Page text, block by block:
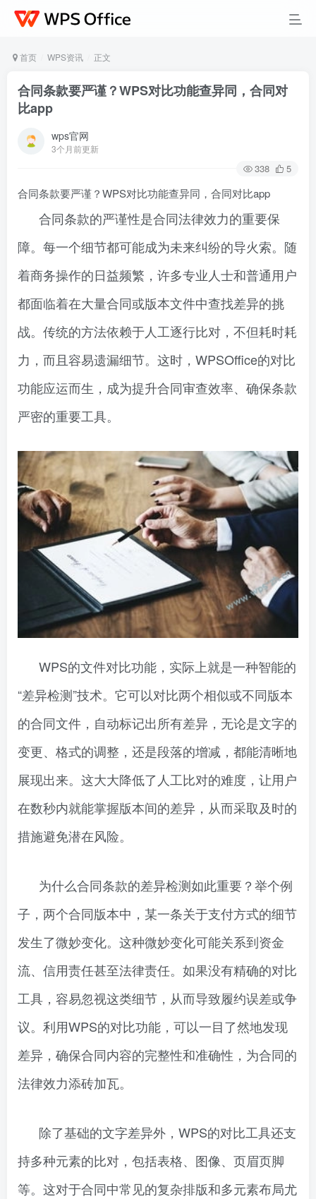
首页 WPS资讯 正文
合同条款要严谨？WPS对比功能查异同，合同对
比app
wps官网
3个月前更新
338 5
合同条款要严谨？WPS对比功能查异同，合同对比app
合同条款的严谨性是合同法律效力的重要保
障。每一个细节都可能成为未来纠纷的导火索。随
着商务操作的日益频繁，许多专业人士和普通用户
都面临着在大量合同或版本文件中查找差异的挑
战。传统的方法依赖于人工逐行比对，不但耗时耗
力，而且容易遗漏细节。这时，WPSOffice的对比
功能应运而生，成为提升合同审查效率、确保条款
严密的重要工具。
WPS的文件对比功能，实际上就是一种智能的
“差异检测”技术。它可以对比两个相似或不同版本
的合同文件，自动标记出所有差异，无论是文字的
变更、格式的调整，还是段落的增减，都能清晰地
展现出来。这大大降低了人工比对的难度，让用户
在数秒内就能掌握版本间的差异，从而采取及时的
措施避免潜在风险。
为什么合同条款的差异检测如此重要？举个例
子，两个合同版本中，某一条关于支付方式的细节
发生了微妙变化。这种微妙变化可能关系到资金
流、信用责任甚至法律责任。如果没有精确的对比
工具，容易忽视这类细节，从而导致履约误差或争
议。利用WPS的对比功能，可以一目了然地发现
差异，确保合同内容的完整性和准确性，为合同的
法律效力添砖加瓦。
除了基础的文字差异外，WPS的对比工具还支
持多种元素的比对，包括表格、图像、页眉页脚
等。这对于合同中常见的复杂排版和多元素布局尤